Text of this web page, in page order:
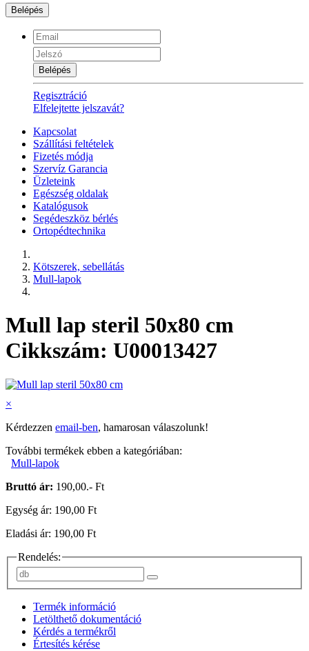
Belépés
Belépés
Regisztráció
Elfelejtette jelszavát?
Kapcsolat
Szállítási feltételek
Fizetés módja
Szervíz Garancia
Üzleteink
Egészség oldalak
Katalógusok
Segédeszköz bérlés
Ortopédtechnika
Kötszerek, sebellátás
Mull-lapok
Mull lap steril 50x80 cm
Cikkszám: U00013427
×
Kérdezzen email-ben, hamarosan válaszolunk!
További termékek ebben a kategóriában:
Mull-lapok
Bruttó ár: 190,00.- Ft
Egység ár: 190,00 Ft
Eladási ár: 190,00 Ft
Rendelés:
Termék információ
Letölthető dokumentáció
Kérdés a termékről
Értesítés kérése